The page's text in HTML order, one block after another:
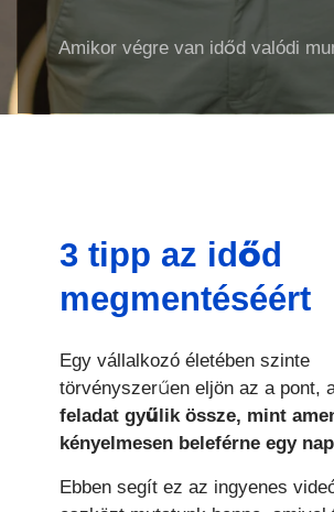
Amikor végre van időd valódi
3 tipp az időd
megmentéséért
Egy vállalkozó életében szinte
törvényszerűen eljön az a pont,
feladat gyűlik össze, mint
kényelmesen beleférne egy
Ebben segít ez az ingyenes